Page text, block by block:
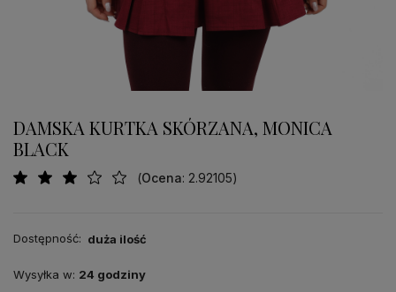
DAMSKA KURTKA SKÓRZANA, MONICA
BLACK
(Ocena: 2.92105)
Dostępność: duża ilość
Wysyłka w: 24 godziny